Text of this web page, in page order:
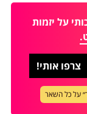
על יזמות
על כל השאר